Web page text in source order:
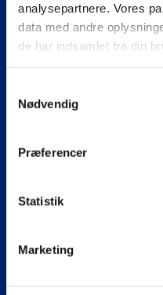
analysepartnere. Vores
data med andre
de har indsamlet fra din
Nødvendig
Præferencer
Statistik
Marketing
Gymnasiale
HTX
Erhvervsuddannelser
Teknisk
Maritime uddannelser
Kursuscentret.nu